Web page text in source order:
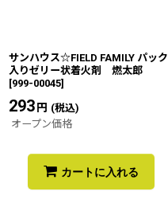
サンハウス☆FIELD FAMILY パック
入りゼリー状着火剤 燃太郎
[999-00045]
293円 (税込)
オープン価格
カートに入れる